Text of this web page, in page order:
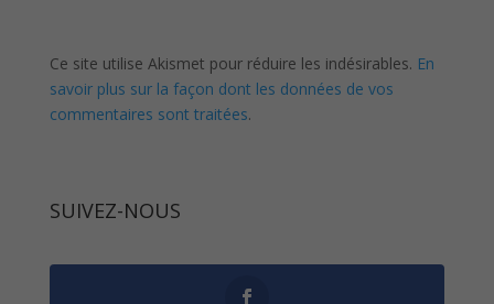
Ce site utilise Akismet pour réduire les indésirables. En
savoir plus sur la façon dont les données de vos
commentaires sont traitées.
SUIVEZ-NOUS